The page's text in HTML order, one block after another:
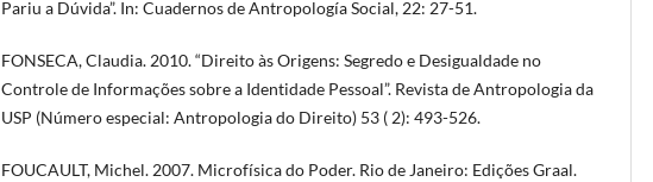
Pariu a Dúvida”. In: Cuadernos de Antropología Social, 22: 27-51.
FONSECA, Claudia. 2010. “Direito às Origens: Segredo e Desigualdade no
Controle de Informações sobre a Identidade Pessoal”. Revista de Antropologia da
USP (Número especial: Antropologia do Direito) 53 ( 2): 493-526.
FOUCAULT, Michel. 2007. Microfísica do Poder. Rio de Janeiro: Edições Graal.